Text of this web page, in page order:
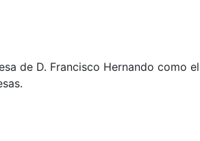
de D. Francisco Hernando como el